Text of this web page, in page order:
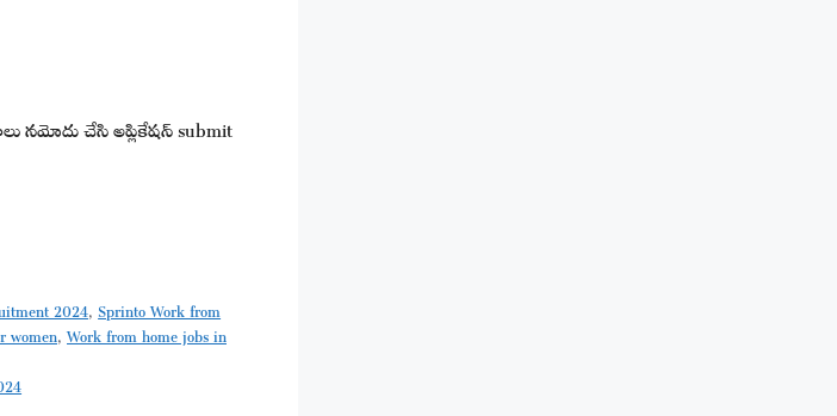
నమోదు చేసి అప్లికేషన్ submit
2024,Sprinto Work from
women,Work from home jobs in